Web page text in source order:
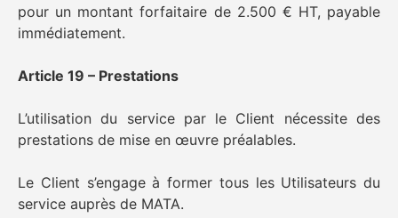
pour un montant forfaitaire de 2.500 € HT, payable
immédiatement.
Article 19 – Prestations
L’utilisation du service par le Client nécessite des
prestations de mise en œuvre préalables.
Le Client s’engage à former tous les Utilisateurs du
service auprès de MATA.